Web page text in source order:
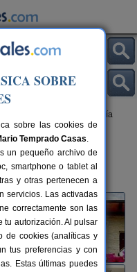
> Hotel Santa Lucía
30 km de León
SOBRE
sobre las cookies de
Temprado Casas.
un pequeño archivo de
smartphone o tablet al
y otras pertenecen a
servicios. Las activadas
correctamente son las
tu autorización. Al pulsar
de cookies (analíticas y
tus preferencias y con
Estas últimas puedes